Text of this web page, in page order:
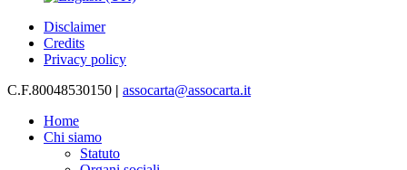
Disclaimer
Credits
Privacy policy
C.F.80048530150 | assocarta@assocarta.it
Home
Chi siamo
Statuto